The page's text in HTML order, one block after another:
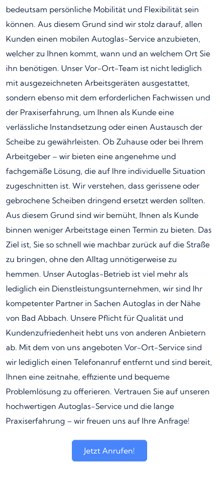
bedeutsam persönliche Mobilität und Flexibilität sein
können. Aus diesem Grund sind wir stolz darauf, allen
Kunden einen mobilen Autoglas-Service anzubieten,
welcher zu Ihnen kommt, wann und an welchem Ort Sie
ihn benötigen. Unser Vor-Ort-Team ist nicht lediglich
mit ausgezeichneten Arbeitsgeräten ausgestattet,
sondern ebenso mit dem erforderlichen Fachwissen und
der Praxiserfahrung, um Ihnen als Kunde eine
verlässliche Instandsetzung oder einen Austausch der
Scheibe zu gewährleisten. Ob Zuhause oder bei Ihrem
Arbeitgeber – wir bieten eine angenehme und
fachgemäße Lösung, die auf Ihre individuelle Situation
zugeschnitten ist. Wir verstehen, dass gerissene oder
gebrochene Scheiben dringend ersetzt werden sollten.
Aus diesem Grund sind wir bemüht, Ihnen als Kunde
binnen weniger Arbeitstage einen Termin zu bieten. Das
Ziel ist, Sie so schnell wie machbar zurück auf die Straße
zu bringen, ohne den Alltag unnötigerweise zu
hemmen. Unser Autoglas-Betrieb ist viel mehr als
lediglich ein Dienstleistungsunternehmen, wir sind Ihr
kompetenter Partner in Sachen Autoglas in der Nähe
von Bad Abbach. Unsere Pflicht für Qualität und
Kundenzufriedenheit hebt uns von anderen Anbietern
ab. Mit dem von uns angeboten Vor-Ort-Service sind
wir lediglich einen Telefonanruf entfernt und sind bereit,
Ihnen eine zeitnahe, effiziente und bequeme
Problemlösung zu offerieren. Vertrauen Sie auf unseren
hochwertigen Autoglas-Service und die lange
Praxiserfahrung – wir freuen uns auf Ihre Anfrage!
Jetzt Anrufen!